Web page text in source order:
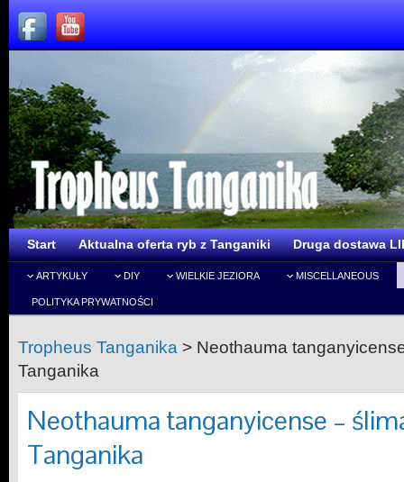
Start Aktualna oferta ryb z Tanganiki Druga dostawa
ARTYKUŁY DIY WIELKIE JEZIORA MISCELLANEOUS
POLITYKA PRYWATNOŚCI
Tropheus Tanganika > Neothauma
Tanganika
Neothauma tanganyicense –
Tanganika